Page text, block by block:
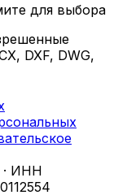
изделия
на
в
шезлонг
для выбора
DXF, DWG,
ИНН